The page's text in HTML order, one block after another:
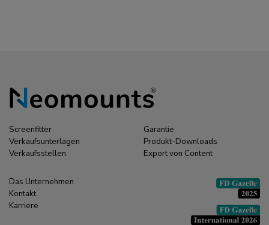
Screenfitter
Verkaufsunterlagen
Verkaufsstellen
Garantie
Produkt-Downloads
Export von Content
Das Unternehmen
Kontakt
Karriere